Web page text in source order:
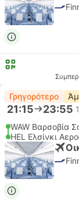
Γρηγορότερο
21:15 23:55
WAW Βαρσοβία
HEL Ελσίνκι